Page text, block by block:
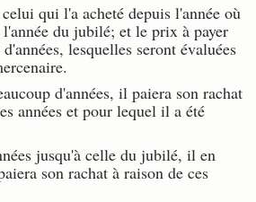
qui l'a acheté depuis l'année où
du jubilé; et le prix à payer
lesquelles seront évaluées
d'années, il paiera son rachat
années et pour lequel il a été
jusqu'à celle du jubilé, il en
son rachat à raison de ces